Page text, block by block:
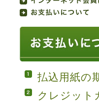
払込用紙の
クレジット